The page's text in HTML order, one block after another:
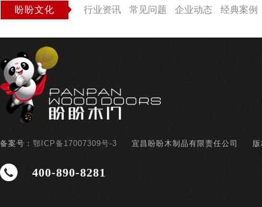
盼盼文化 行业资讯 常见问题 企业动态 经典案例
备案号： 鄂ICP备17007309号-3 宜昌盼盼木制品有限责任公司
400-890-8281